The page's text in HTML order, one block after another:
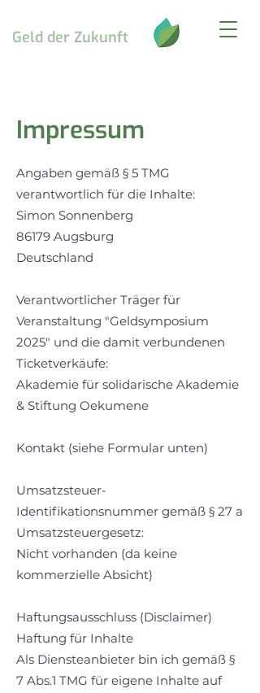
Geld der Zukunft
Impressum
Angaben gemäß § 5 TMG
verantwortlich für die Inhalte:
Simon Sonnenberg
86179 Augsburg
Deutschland
Verantwortlicher Träger für
Veranstaltung "Geldsymposium
2025" und die damit verbundenen
Ticketverkäufe:
Akademie für solidarische Akademie
& Stiftung Oekumene
Kontakt (siehe Formular unten)
Umsatzsteuer-
Identifikationsnummer gemäß § 27 a
Umsatzsteuergesetz:
Nicht vorhanden (da keine
kommerzielle Absicht)
Haftungsausschluss (Disclaimer)
Haftung für Inhalte
Als Diensteanbieter bin ich gemäß §
7 Abs.1 TMG für eigene Inhalte auf